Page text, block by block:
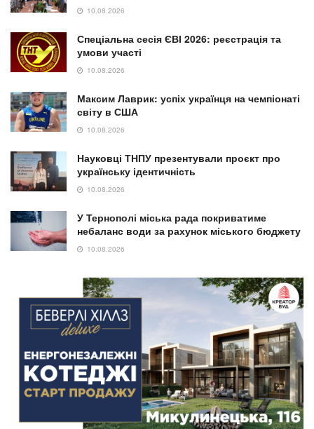
10.08.2026
Спеціальна сесія ЄВІ 2026: реєстрація та
умови участі
10.08.2026
Максим Лаврик: успіх українця на чемпіонаті
світу в США
10.08.2026
Науковці ТНПУ презентували проєкт про
українську ідентичність
10.08.2026
У Тернополі міська рада покриватиме
небаланс води за рахунок міського бюджету
10.08.2026